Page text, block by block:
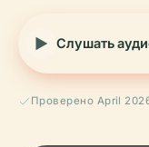
Слушать
Проверено April